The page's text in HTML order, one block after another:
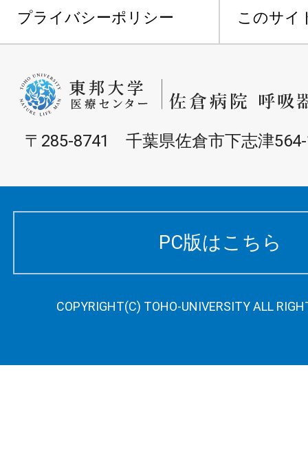
プライバシーポリシー このサイ
〒285-8741 千葉県佐倉市下志津
PC版はこちら
COPYRIGHT(C) TOHO-UNIVERSITY ALL